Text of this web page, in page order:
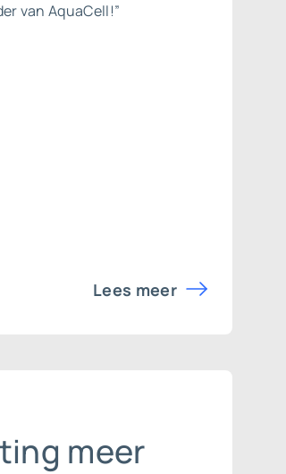
van AquaCell!”
Lees meer
meer